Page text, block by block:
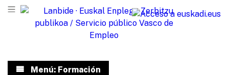
Menú: Formación